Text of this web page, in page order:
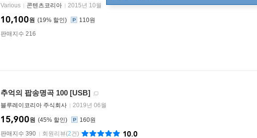
Various
콘텐츠코리아 2015년 10월
19%
10,100원
110원
판매지수 216
추억의 팝송명곡 100 [USB]
블루레이코리아 주식회사 2019년 06월
45%
15,900원
160원
판매지수 390
회원리뷰(2건) 10.0